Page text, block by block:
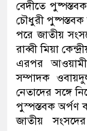
বেদীতে
চৌধুরী
পরে জাতীয়
রাব্বী মিয়া
এরপর
সম্পাদক
নেতাদের সঙ্গে
পুস্পস্তবক অর্পণ
জাতীয়